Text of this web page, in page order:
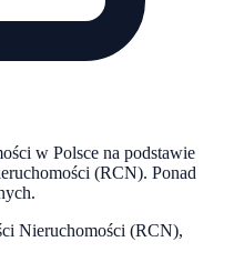
w Polsce na podstawie
(RCN). Ponad
Nieruchomości (RCN),